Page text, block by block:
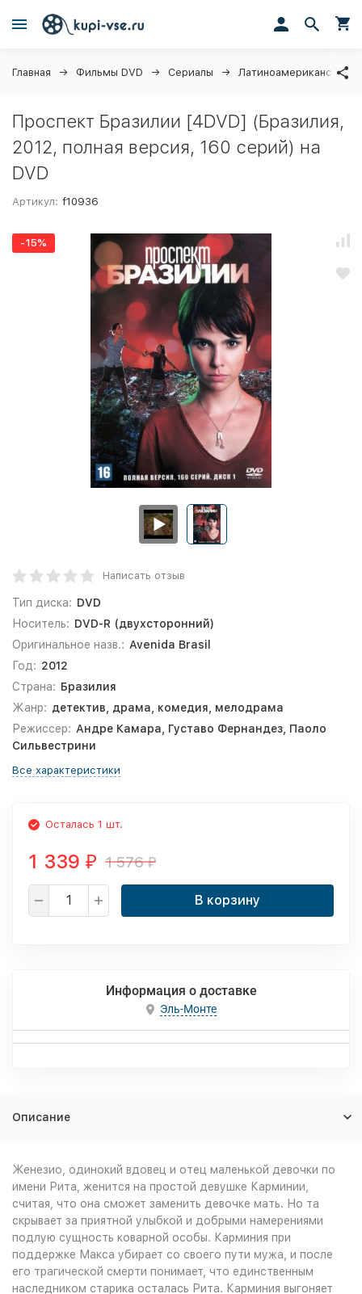
Главная Фильмы DVD Сериалы Латиноамериканские
Проспект Бразилии [4DVD] (Бразилия,
2012, полная версия, 160 серий) на
DVD
Артикул: f10936
-15%
Написать отзыв
Тип диска: DVD
Носитель: DVD-R (двухсторонний)
Оригинальное назв.: Avenida Brasil
Год: 2012
Страна: Бразилия
Жанр: детектив, драма, комедия, мелодрама
Режиссер: Андре Камара, Густаво Фернандез, Паоло
Сильвестрини
Все характеристики
Осталась 1 шт.
1 339 ₽ 1 576₽
В корзину
Информация о доставке
Эль-Монте
Описание
Женезио, одинокий вдовец и отец маленькой девочки по
имени Рита, женится на простой девушке Карминии,
считая, что она сможет заменить девочке мать. Но та
скрывает за приятной улыбкой и добрыми намерениями
подлую сущность коварной особы. Карминия при
поддержке Макса убирает со своего пути мужа, и после
его трагической смерти понимает, что единственным
наследником старика осталась Рита. Карминия выгоняет